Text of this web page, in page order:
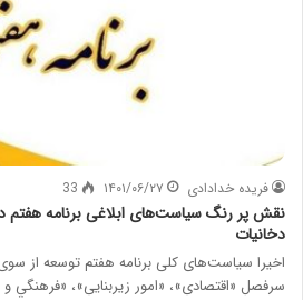
فریده خدادادی ۱۴۰۱/۰۶/۲۷ 33
نقش پر رنگ سیاست‌های ابلاغی برنامه هفتم در
دخانیات
سرفصل «اقتصادی»، «امور زيربنايی»، «فرهنگي